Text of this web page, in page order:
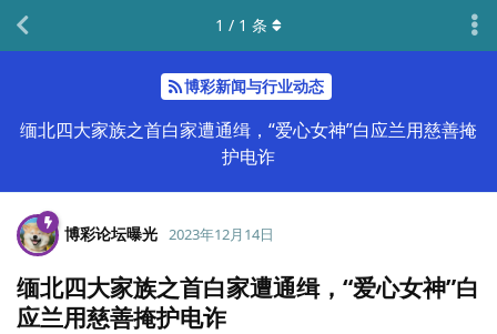
博彩新闻与行业动态
缅北四大家族之首白家遭通缉，“爱心女神”白应兰用慈善掩
护电诈
1 / 1 条
博彩论坛曝光 2023年12月14日
缅北四大家族之首白家遭通缉，“爱心女神”白
应兰用慈善掩护电诈